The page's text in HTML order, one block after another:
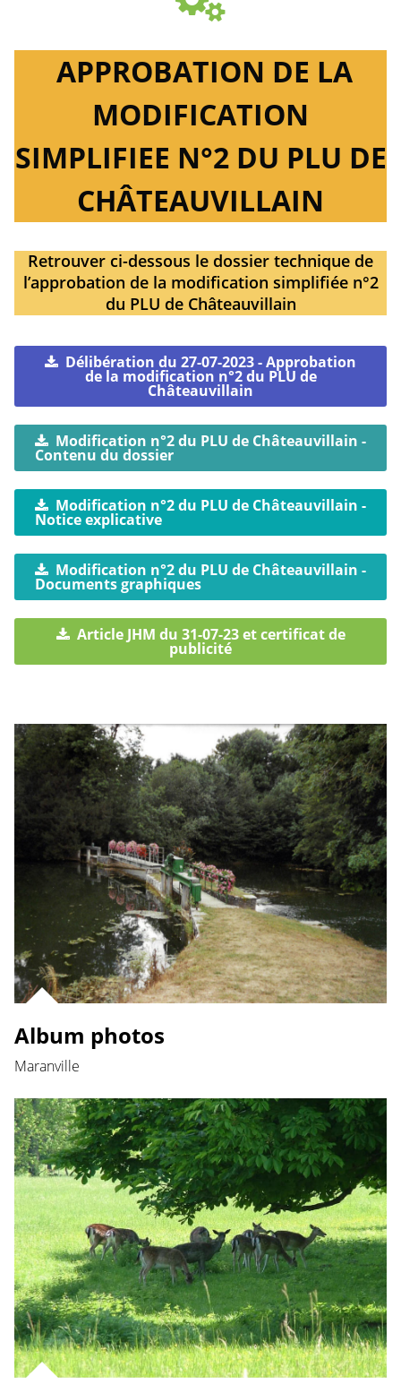
APPROBATION DE LA
MODIFICATION
SIMPLIFIEE N°2 DU PLU DE
CHÂTEAUVILLAIN
Retrouver ci-dessous le dossier technique de
l’approbation de la modification simplifiée n°2
du PLU de Châteauvillain
Délibération du 27-07-2023 - Approbation
de la modification n°2 du PLU de
Châteauvillain
Modification n°2 du PLU de Châteauvillain -
Contenu du dossier
Modification n°2 du PLU de Châteauvillain -
Notice explicative
Modification n°2 du PLU de Châteauvillain -
Documents graphiques
Article JHM du 31-07-23 et certificat de
publicité
Album photos
Maranville